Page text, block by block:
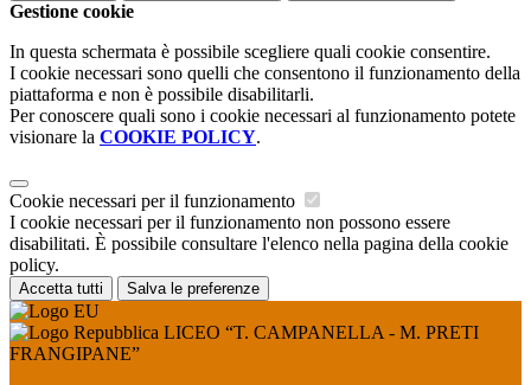
Gestione cookie
In questa schermata è possibile scegliere quali cookie consentire.
I cookie necessari sono quelli che consentono il funzionamento della
piattaforma e non è possibile disabilitarli.
Per conoscere quali sono i cookie necessari al funzionamento potete
visionare la COOKIE POLICY.
Cookie necessari per il funzionamento
I cookie necessari per il funzionamento non possono essere
disabilitati. È possibile consultare l'elenco nella pagina della cookie
policy.
Accetta tutti Salva le preferenze
LICEO “T. CAMPANELLA - M. PRETI
FRANGIPANE”